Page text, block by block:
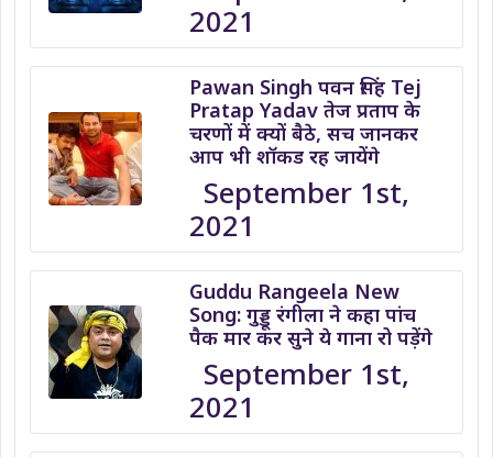
2021
Pawan Singh पवन सिंह Tej
Pratap Yadav तेज प्रताप के
चरणों में क्यों बैठे, सच जानकर
आप भी शॉकड रह जायेंगे
September 1st,
2021
Guddu Rangeela New
Song: गुड्डू रंगीला ने कहा पांच
पैक मार कर सुने ये गाना रो पड़ेंगे
September 1st,
2021